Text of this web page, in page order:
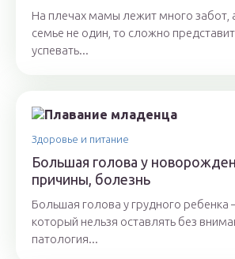
На плечах мамы лежит много забот,
семье не один, то сложно
успевать...
Здоровье и питание
Большая голова у
причины, болезнь
Большая голова у грудного ребенка
который нельзя оставлять без
патология...